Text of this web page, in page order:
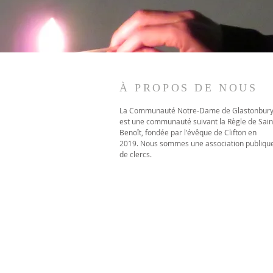
À PROPOS DE NOUS
La Communauté Notre-Dame de Glastonbury
est une communauté suivant la Règle de
Benoît, fondée par l'évêque de Clifton en
2019. Nous sommes une association
de clercs.